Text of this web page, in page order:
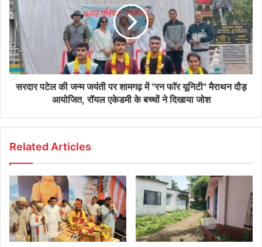
सरदार पटेल की जन्म जयंती पर शामगढ़ में "रन फॉर यूनिटी" मैराथन दौड़
आयोजित, रॉयल एकेडमी के बच्चों ने दिखाया जोश
Related Articles